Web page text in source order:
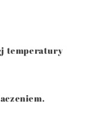
temperatury